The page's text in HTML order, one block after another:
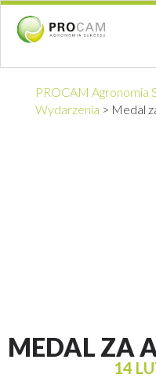
PROCAM Agronomia
Wydarzenia > Medal
MEDAL ZA
14